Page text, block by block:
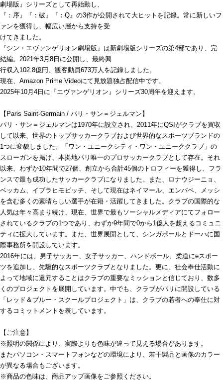
劇場版』シリーズとして再始動し、
『：序』『：破』『：Q』の3作が公開されて大ヒットを記録。常に新しいフ
ァンを獲得し、幅広い層から支持を受
けてきました。
『シン・エヴァンゲリオン劇場版』は新劇場版シリーズの第4部であり、完
結編。2021年3月8日に公開し、最終興
行収入102.8億円、観客動員673万人を記録しました。
現在、Amazon Prime Videoにて見放題独占配信中です。
2025年10月4日に『エヴァンゲリオン』シリーズ30周年を迎えます。
【Paris Saint-Germain / パリ・サン＝ジェルマン】
パリ・サン＝ジェルマンは1970年に設立され、2011年にQSIがクラブを買収
して以来、世界のトップサッカークラブおよび世界的なスポーツブランドの
1つに変貌しました。「ワン・ユニークシティ・ワン・ユニーククラブ」の
スローガンを掲げ、本拠地パリ唯一のプロサッカークラブとして存在。それ
以来、わずか10年間で27個、創立から合計45個のトロフィーを獲得し、フラ
ンスで最も成功したサッカークラブになりました。また、ロナウジーニョ、
ベッカム、イブラヒモビッチ、そして現在はネイマール、エンバペ、メッシ
を含む多くの素晴らしい選手が在籍・活躍してきました。クラブの国際的な
人気は年々高まり続け、現在、世界で最もソーシャルメディアにてフォロー
されているクラブの1つであり、わずか9年間で0から1億人を超えるコミュニ
ティに拡大しています。また、世界展開として、シンガポールとドーハに国
際事務所を開設しています。
2016年には、男子サッカー、女子サッカー、ハンドボール、柔道にeスポー
ツを追加し、先駆的なスポーツクラブとなりました。更に、社会奉仕活動に
よって地域に還元することはクラブの重要なミッションと信じており、数多
くのプロジェクトを展開しています。中でも、クラブがパリに開設している
「レッド＆ブルー・スクールプロジェクト」は、クラブの若者への奉仕に対
するコミットメントを表しています。
【ご注意】
※照明の関係により、実際よりも色味が違って見える場合があります。
またパソコン・スマートフォンなどの環境により、若干製品と画像のカラー
が異なる場合もございます。
※商品の色味は、商品アップ画像をご参照ください。